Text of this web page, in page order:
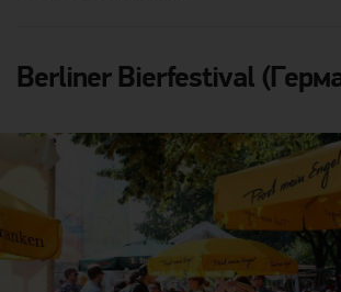
Berliner Bierfestival